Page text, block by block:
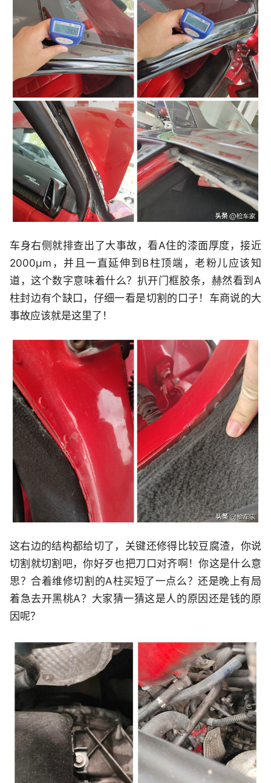
车身右侧就排查出了大事故，看A住的漆面厚度，接近
2000μm，并且一直延伸到B柱顶端，老粉儿应该知
道，这个数字意味着什么？扒开门框胶条，赫然看到A
柱封边有个缺口，仔细一看是切割的口子！车商说的大
事故应该就是这里了！
这右边的结构都给切了，关键还修得比较豆腐渣，你说
切割就切割吧，你好歹也把刀口对齐啊！你这是什么意
思？合着维修切割的A柱买短了一点么？还是晚上有局
着急去开黑桃A？大家猜一猜这是人的原因还是钱的原
因呢？